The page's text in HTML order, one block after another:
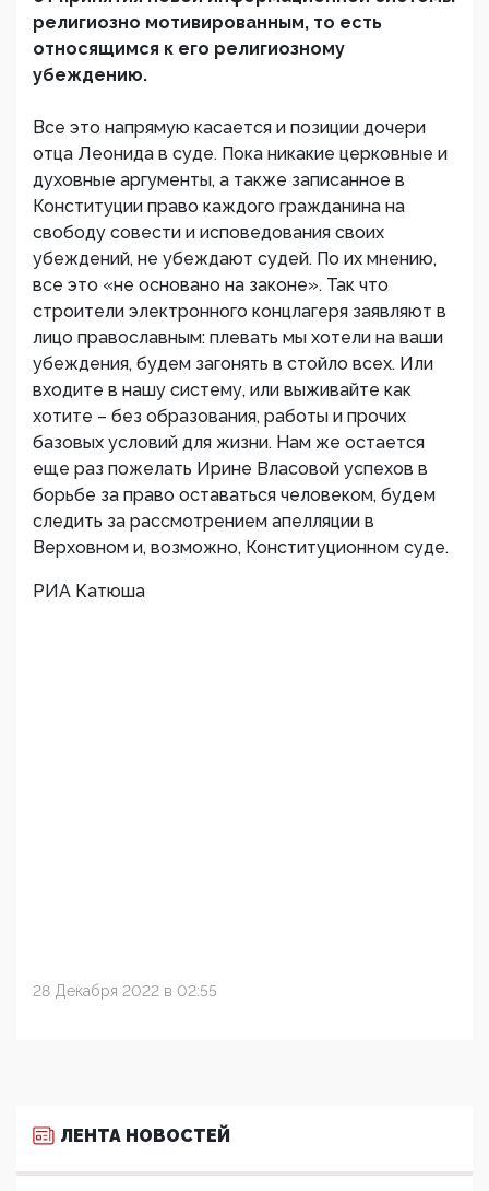
религиозно мотивированным, то есть
относящимся к его религиозному
убеждению.
Все это напрямую касается и позиции дочери
отца Леонида в суде. Пока никакие церковные и
духовные аргументы, а также записанное в
Конституции право каждого гражданина на
свободу совести и исповедования своих
убеждений, не убеждают судей. По их мнению,
все это «не основано на законе». Так что
строители электронного концлагеря заявляют в
лицо православным: плевать мы хотели на ваши
убеждения, будем загонять в стойло всех. Или
входите в нашу систему, или выживайте как
хотите – без образования, работы и прочих
базовых условий для жизни. Нам же остается
еще раз пожелать Ирине Власовой успехов в
борьбе за право оставаться человеком, будем
следить за рассмотрением апелляции в
Верховном и, возможно, Конституционном суде.
РИА Катюша
28 Декабря 2022 в 02:55
ЛЕНТА НОВОСТЕЙ